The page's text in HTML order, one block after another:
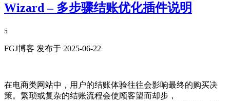
Wizard – 多步骤结账优化插件说明
5
FGJ博客 发布于 2025-06-22
在电商类网站中，用户的结账体验往往会影响最终的购买决
策。繁琐或复杂的结账流程会使顾客望而却步，